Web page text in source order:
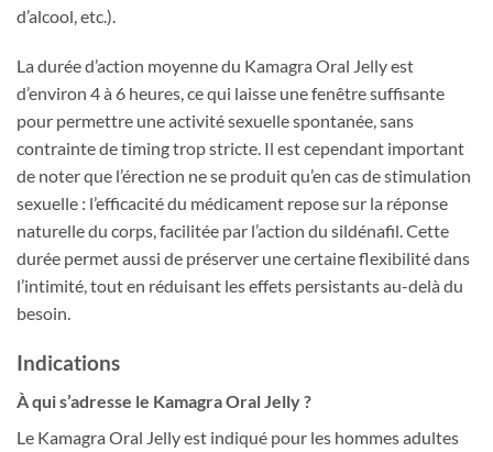
d’alcool, etc.).
La durée d’action moyenne du Kamagra Oral Jelly est
d’environ 4 à 6 heures, ce qui laisse une fenêtre suffisante
pour permettre une activité sexuelle spontanée, sans
contrainte de timing trop stricte. Il est cependant important
de noter que l’érection ne se produit qu’en cas de stimulation
sexuelle : l’efficacité du médicament repose sur la réponse
naturelle du corps, facilitée par l’action du sildénafil. Cette
durée permet aussi de préserver une certaine flexibilité dans
l’intimité, tout en réduisant les effets persistants au-delà du
besoin.
Indications
À qui s’adresse le Kamagra Oral Jelly ?
Le Kamagra Oral Jelly est indiqué pour les hommes adultes